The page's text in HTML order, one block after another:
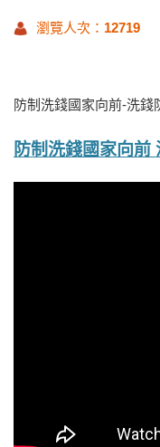
瀏覽人次： 12719
防制洗錢國家向前-洗錢
防制洗錢國家向前